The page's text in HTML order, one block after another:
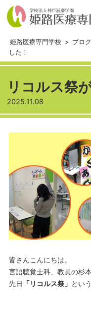
姫路医療専門学校 > ブログ
した！
リコルス祭
2025.11.08
皆さんこんにちは。
言語聴覚士科、教員の杉本
先日 「リコルス祭」 とい